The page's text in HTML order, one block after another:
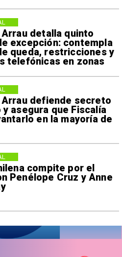
detalla quinto
excepción: contempla
queda, restricciones y
telefónicas en zonas
defiende secreto
y asegura que Fiscalía
en la mayoría de
compite por el
Penélope Cruz y Anne